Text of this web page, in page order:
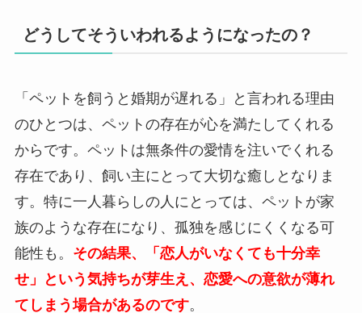
どうしてそういわれるようになったの？
「ペットを飼うと婚期が遅れる」と言われる理由
のひとつは、ペットの存在が心を満たしてくれる
からです。ペットは無条件の愛情を注いでくれる
存在であり、飼い主にとって大切な癒しとなりま
す。特に一人暮らしの人にとっては、ペットが家
族のような存在になり、孤独を感じにくくなる可
能性も。 その結果、「恋人がいなくても十分幸
せ」という気持ちが芽生え、恋愛への意欲が薄れ
てしまう場合があるのです。